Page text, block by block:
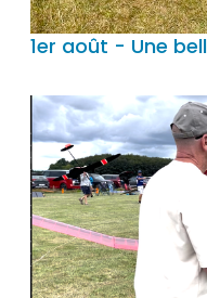
1er août - Une